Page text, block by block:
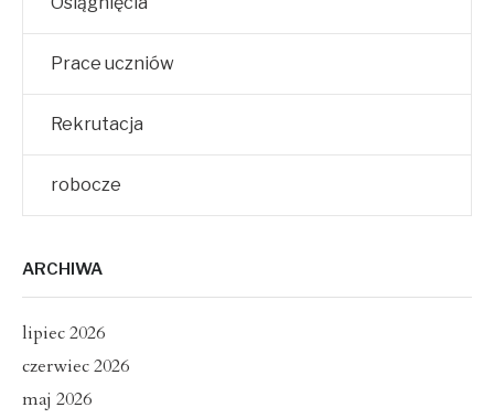
Prace uczniów
Rekrutacja
robocze
ARCHIWA
lipiec 2026
czerwiec 2026
maj 2026